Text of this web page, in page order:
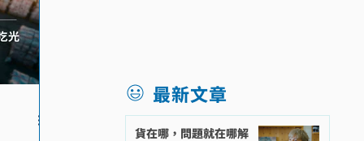
​最新文章
貨在哪，問題就在哪解